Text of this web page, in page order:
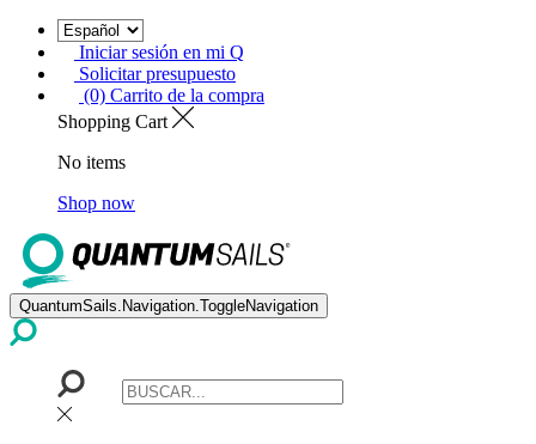
Iniciar sesión en mi Q
Solicitar presupuesto
(0) Carrito de la compra
Shopping Cart
No items
Shop now
QuantumSails.Navigation.ToggleNavigation